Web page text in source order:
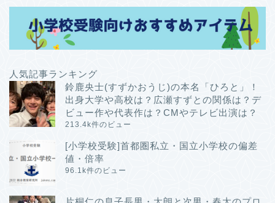
人気記事ランキング
鈴鹿央士(すずかおうじ)の本名「ひろと」！
出身大学や高校は？広瀬すずとの関係は？デ
ビュー作や代表作は？CMやテレビ出演は？
213.4k件のビュー
[小学校受験]首都圏私立・国立小学校の偏差
値・倍率
96.1k件のビュー